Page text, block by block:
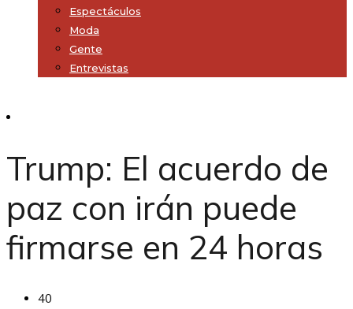
Espectáculos
Moda
Gente
Entrevistas
Trump: El acuerdo de
paz con irán puede
firmarse en 24 horas
40